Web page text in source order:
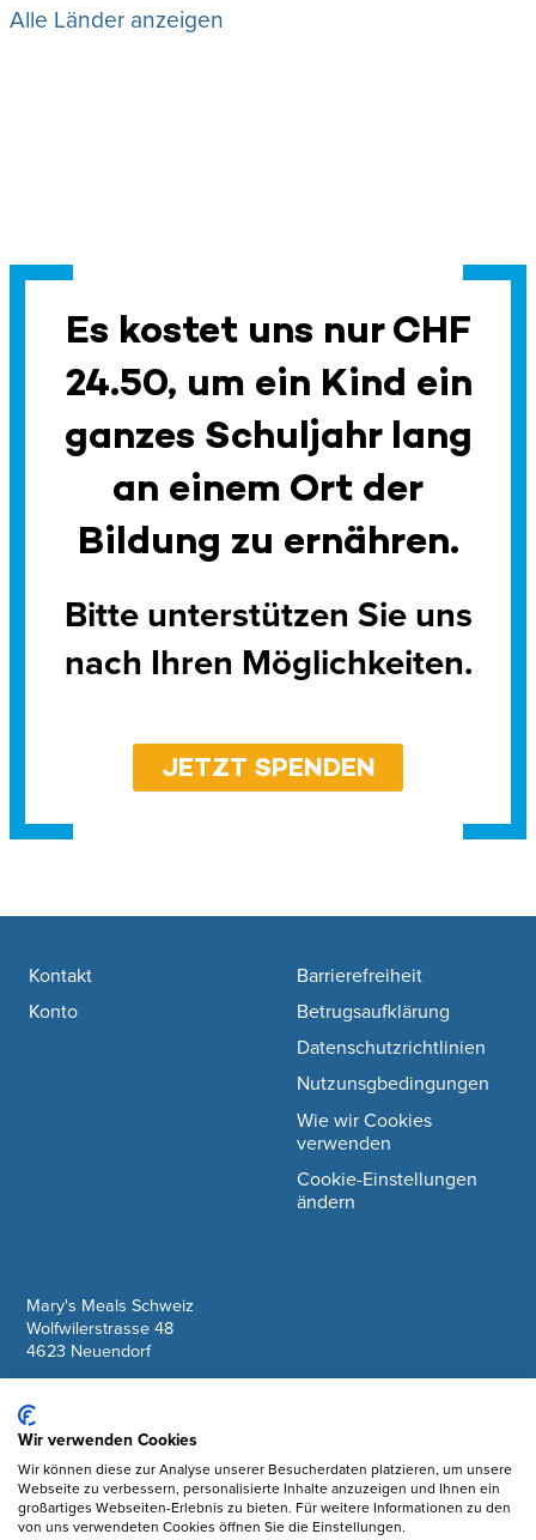
Alle Länder anzeigen
Es kostet uns nur CHF
24.50, um ein Kind ein
ganzes Schuljahr lang
an einem Ort der
Bildung zu ernähren.
Bitte unterstützen Sie uns
nach Ihren Möglichkeiten.
JETZT SPENDEN
Footer navigation
Mary's Meals Schweiz
Wolfwilerstrasse 48
4623 Neuendorf
IBAN: CH61 0900 0000 6175 7127 6
Kontakt
Konto
Barrierefreiheit
Betrugsaufklärung
Datenschutzrichtlinien
Nutzunsgbedingungen
Wie wir Cookies
verwenden
Cookie-Einstellungen
ändern
Facebook
Instagram
Wir verwenden Cookies
Wir können diese zur Analyse unserer Besucherdaten platzieren, um unsere
Webseite zu verbessern, personalisierte Inhalte anzuzeigen und Ihnen ein
großartiges Webseiten-Erlebnis zu bieten. Für weitere Informationen zu den
von uns verwendeten Cookies öffnen Sie die Einstellungen.